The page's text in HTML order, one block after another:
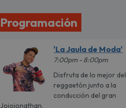
Programación
'La Jaula de Moda'
7:00pm - 8:00pm
Disfruta de lo mejor del
reggaetón junto a la
conducción del gran
Jojojonathan.